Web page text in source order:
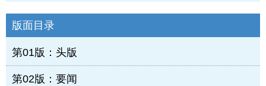
版面目录
第01版：头版
第02版：要闻